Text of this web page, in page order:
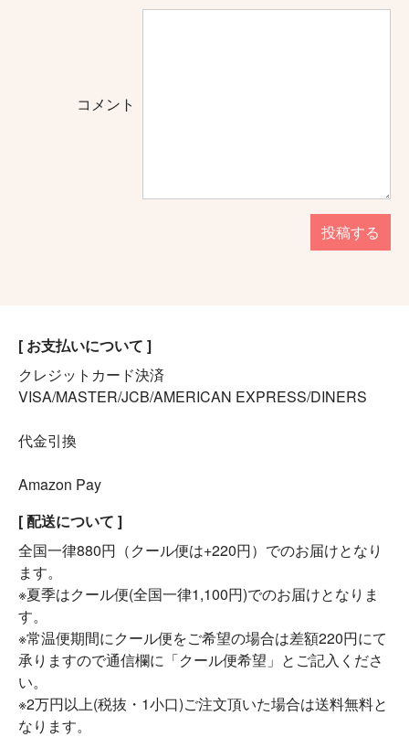
コメント
投稿する
[ お支払いについて ]
クレジットカード決済
VISA/MASTER/JCB/AMERICAN EXPRESS/DINERS
代金引換
Amazon Pay
[ 配送について ]
全国一律880円（クール便は+220円）でのお届けとなり
ます。
※夏季はクール便(全国一律1,100円)でのお届けとなりま
す。
※常温便期間にクール便をご希望の場合は差額220円にて
承りますので通信欄に「クール便希望」とご記入くださ
い。
※2万円以上(税抜・1小口)ご注文頂いた場合は送料無料と
なります。